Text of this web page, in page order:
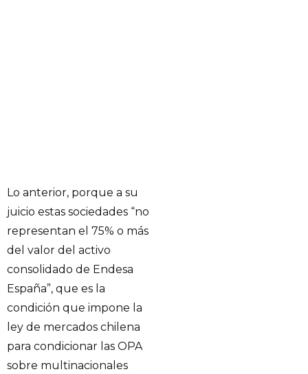
Lo anterior, porque a su
juicio estas sociedades “no
representan el 75% o más
del valor del activo
consolidado de Endesa
España”, que es la
condición que impone la
ley de mercados chilena
para condicionar las OPA
sobre multinacionales